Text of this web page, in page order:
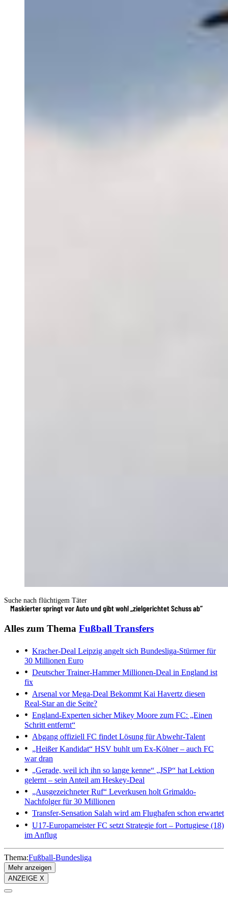
Suche nach flüchtigem Täter
Maskierter springt vor Auto und gibt wohl „zielgerichtet Schuss ab“
Alles zum Thema Fußball Transfers
Kracher-Deal Leipzig angelt sich Bundesliga-Stürmer für
30 Millionen Euro
Deutscher Trainer-HammerMillionen-Deal in England ist
fix
Arsenal vor Mega-Deal Bekommt Kai Havertz diesen
Real-Star an die Seite?
England-Experten sicherMikey Moore zum FC: „Einen
Schritt entfernt“
Abgang offiziell FC findet Lösung für Abwehr-Talent
„Heißer Kandidat“ HSV buhlt um Ex-Kölner – auch FC
war dran
„Gerade, weil ich ihn so lange kenne“ „JSP“ hat Lektion
gelernt – sein Anteil am Heskey-Deal
„Ausgezeichneter Ruf“ Leverkusen holt Grimaldo-
Nachfolger für 30 Millionen
Transfer-Sensation Salah wird am Flughafen schon erwartet
U17-EuropameisterFC setzt Strategie fort – Portugiese (18)
im Anflug
Thema:Fußball-Bundesliga
Mehr anzeigen
ANZEIGE X